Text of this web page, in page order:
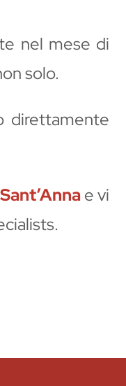
nel mese di
solo.
direttamente
e vi